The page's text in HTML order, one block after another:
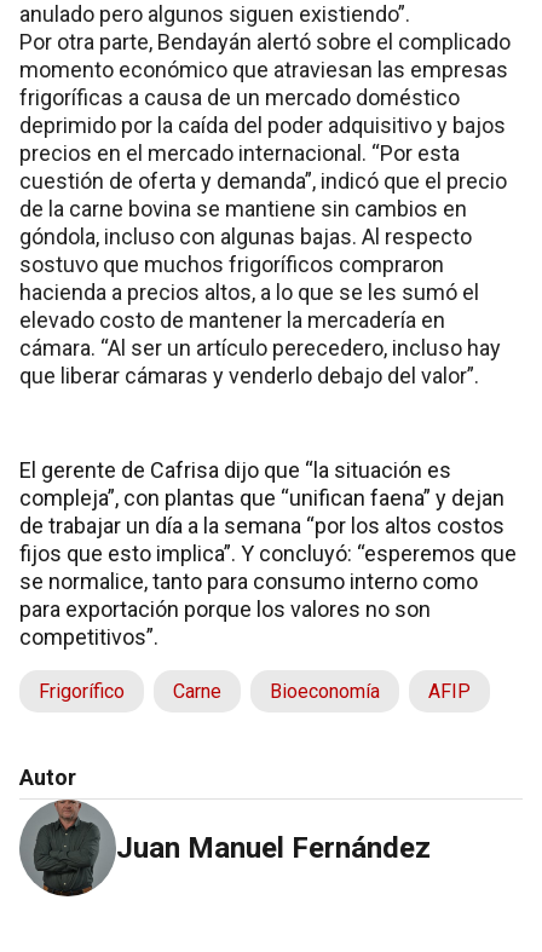
anulado pero algunos siguen existiendo”.
Por otra parte, Bendayán alertó sobre el complicado
momento económico que atraviesan las empresas
frigoríficas a causa de un mercado doméstico
deprimido por la caída del poder adquisitivo y bajos
precios en el mercado internacional. “Por esta
cuestión de oferta y demanda”, indicó que el precio
de la carne bovina se mantiene sin cambios en
góndola, incluso con algunas bajas. Al respecto
sostuvo que muchos frigoríficos compraron
hacienda a precios altos, a lo que se les sumó el
elevado costo de mantener la mercadería en
cámara. “Al ser un artículo perecedero, incluso hay
que liberar cámaras y venderlo debajo del valor”.
El gerente de Cafrisa dijo que “la situación es
compleja”, con plantas que “unifican faena” y dejan
de trabajar un día a la semana “por los altos costos
fijos que esto implica”. Y concluyó: “esperemos que
se normalice, tanto para consumo interno como
para exportación porque los valores no son
competitivos”.
Frigorífico Carne Bioeconomía AFIP
Autor
Juan Manuel Fernández